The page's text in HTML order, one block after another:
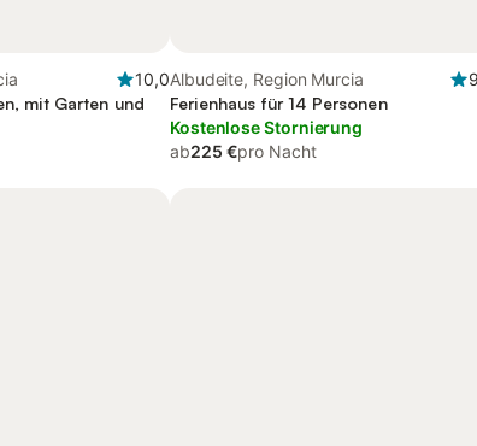
10,0
mit Garten und
Albudeite, Region Murcia
Ferienhaus für 14 Personen
Kostenlose Stornierung
ab225 €pro Nacht